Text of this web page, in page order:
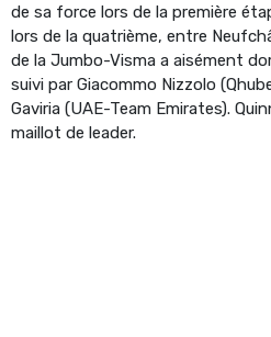
de sa force lors de la première
lors de la quatrième, entre
de la Jumbo-Visma a aisément
suivi par Giacommo Nizzolo
Gaviria (UAE-Team Emirates).
maillot de leader.